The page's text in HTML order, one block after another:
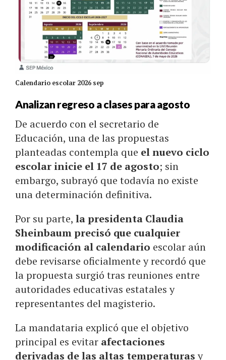
Calendario escolar 2026 sep
Analizan regreso a clases para agosto
De acuerdo con el secretario de
Educación, una de las propuestas
planteadas contempla que el nuevo ciclo
escolar inicie el 17 de agosto; sin
embargo, subrayó que todavía no existe
una determinación definitiva.
Por su parte, la presidenta Claudia
Sheinbaum precisó que cualquier
modificación al calendario escolar aún
debe revisarse oficialmente y recordó que
la propuesta surgió tras reuniones entre
autoridades educativas estatales y
representantes del magisterio.
La mandataria explicó que el objetivo
principal es evitar afectaciones
derivadas de las altas temperaturasy